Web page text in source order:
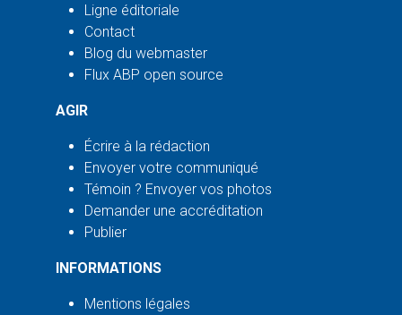
Ligne éditoriale
Contact
Blog du webmaster
Flux ABP open source
AGIR
Écrire à la rédaction
Envoyer votre communiqué
Témoin ? Envoyer vos photos
Demander une accréditation
Publier
INFORMATIONS
Mentions légales